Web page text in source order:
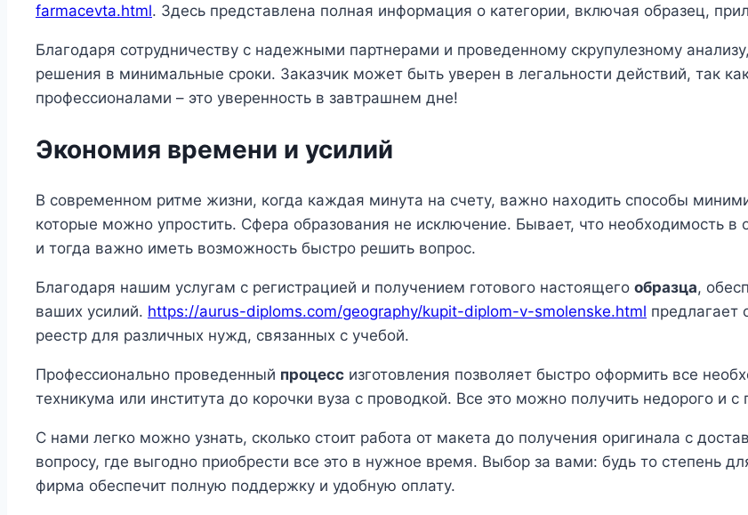
farmacevta.html. Здесь представлена полная информация о категории, включая образец,
Благодаря сотрудничеству с надежными партнерами и проведенному скрупулезному
решения в минимальные сроки. Заказчик может быть уверен в легальности действий, так
профессионалами – это уверенность в завтрашнем дне!
Экономия времени и усилий
В современном ритме жизни, когда каждая минута на счету, важно находить способы
которые можно упростить. Сфера образования не исключение. Бывает, что необходимость в
и тогда важно иметь возможность быстро решить вопрос.
Благодаря нашим услугам с регистрацией и получением готового настоящего образца,
ваших усилий. https://aurus-diploms.com/geography/kupit-diplom-v-smolenske.html предлагает
реестр для различных нужд, связанных с учебой.
Профессионально проведенный процесс изготовления позволяет быстро оформить все
техникума или института до корочки вуза с проводкой. Все это можно получить недорого и с
С нами легко можно узнать, сколько стоит работа от макета до получения оригинала с
вопросу, где выгодно приобрести все это в нужное время. Выбор за вами: будь то степень
фирма обеспечит полную поддержку и удобную оплату.